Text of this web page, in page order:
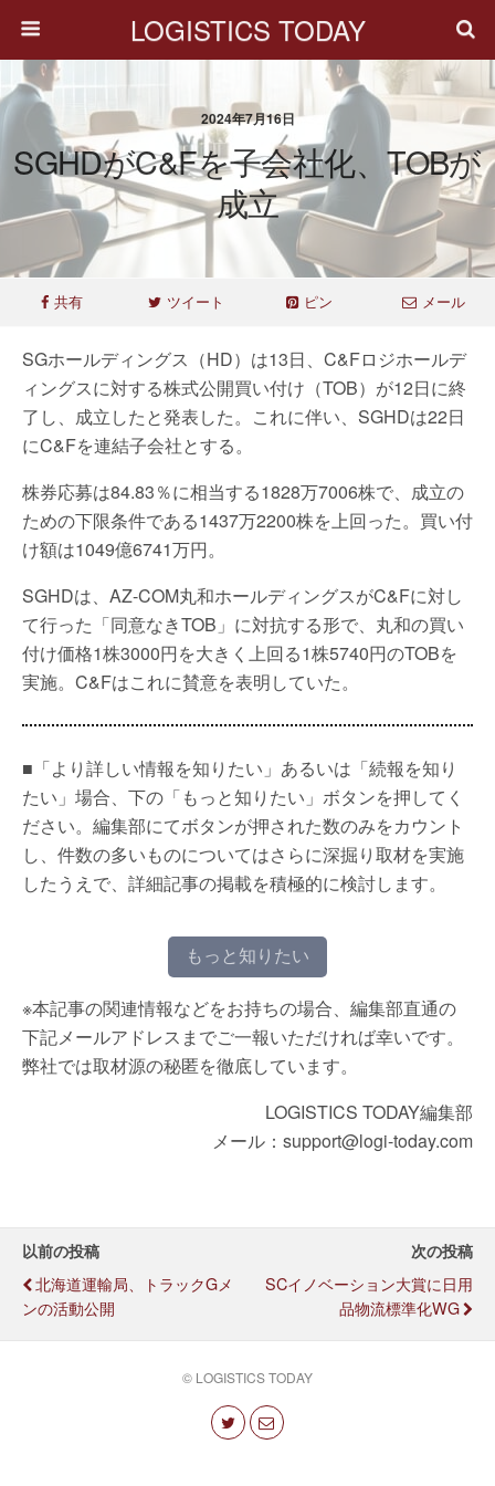
LOGISTICS TODAY
2024年7月16日
SGHDがC&Fを子会社化、TOBが
成立
共有 ツイート ピン メール
SGホールディングス（HD）は13日、C&Fロジホールデ
ィングスに対する株式公開買い付け（TOB）が12日に終
了し、成立したと発表した。これに伴い、SGHDは22日
にC&Fを連結子会社とする。
株券応募は84.83％に相当する1828万7006株で、成立の
ための下限条件である1437万2200株を上回った。買い付
け額は1049億6741万円。
SGHDは、AZ-COM丸和ホールディングスがC&Fに対し
て行った「同意なきTOB」に対抗する形で、丸和の買い
付け価格1株3000円を大きく上回る1株5740円のTOBを
実施。C&Fはこれに賛意を表明していた。
■「より詳しい情報を知りたい」あるいは「続報を知り
たい」場合、下の「もっと知りたい」ボタンを押してく
ださい。編集部にてボタンが押された数のみをカウント
し、件数の多いものについてはさらに深掘り取材を実施
したうえで、詳細記事の掲載を積極的に検討します。
もっと知りたい
※本記事の関連情報などをお持ちの場合、編集部直通の
下記メールアドレスまでご一報いただければ幸いです。
弊社では取材源の秘匿を徹底しています。
LOGISTICS TODAY編集部
メール：support@logi-today.com
以前の投稿
北海道運輸局、トラックGメ
ンの活動公開
次の投稿
SCイノベーション大賞に日用
品物流標準化WG
© LOGISTICS TODAY